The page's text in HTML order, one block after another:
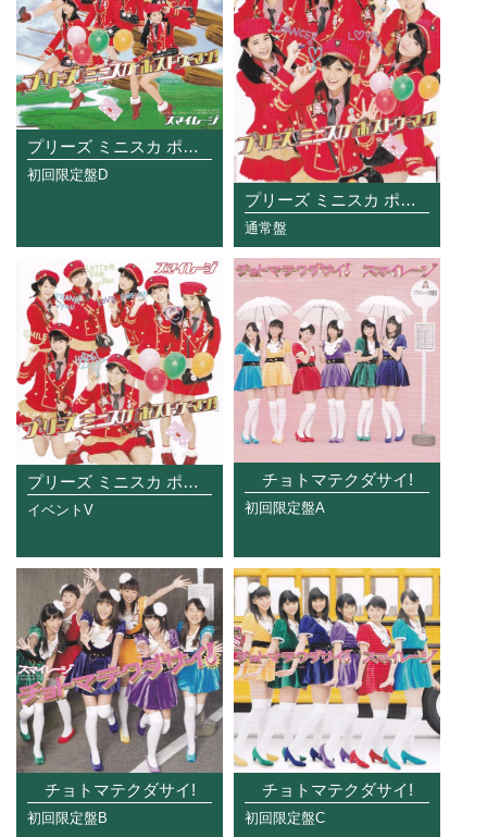
プリーズ ミニスカ ポストウーマン!
初回限定盤D
プリーズ ミニスカ ポストウーマン!
通常盤
プリーズ ミニスカ ポストウーマン!
イベントV
チョトマテクダサイ!
初回限定盤A
チョトマテクダサイ!
初回限定盤B
チョトマテクダサイ!
初回限定盤C